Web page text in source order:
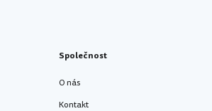
Společnost
O nás
Kontakt